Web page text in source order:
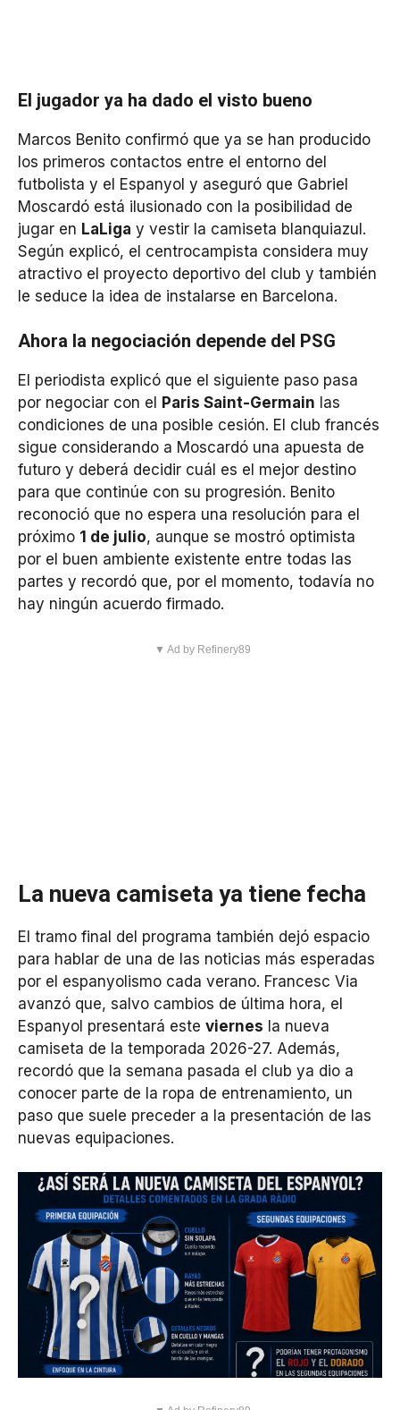
El jugador ya ha dado el visto bueno
Marcos Benito confirmó que ya se han producido
los primeros contactos entre el entorno del
futbolista y el Espanyol y aseguró que Gabriel
Moscardó está ilusionado con la posibilidad de
jugar en LaLiga y vestir la camiseta blanquiazul.
Según explicó, el centrocampista considera muy
atractivo el proyecto deportivo del club y también
le seduce la idea de instalarse en Barcelona.
Ahora la negociación depende del PSG
El periodista explicó que el siguiente paso pasa
por negociar con el
Paris Saint-Germain las
condiciones de una posible cesión. El club francés
sigue considerando a Moscardó una apuesta de
futuro y deberá decidir cuál es el mejor destino
para que continúe con su progresión. Benito
reconoció que no espera una resolución para el
próximo 1 de julio, aunque se mostró optimista
por el buen ambiente existente entre todas las
partes y recordó que, por el momento, todavía no
hay ningún acuerdo firmado.
▼ Ad by Refinery89
La nueva camiseta ya tiene fecha
El tramo final del programa también dejó espacio
para hablar de una de las noticias más esperadas
por el espanyolismo cada verano. Francesc Via
avanzó que, salvo cambios de última hora, el
Espanyol presentará este viernes la nueva
camiseta de la temporada 2026-27. Además,
recordó que la semana pasada el club ya dio a
conocer parte de la ropa de entrenamiento, un
paso que suele preceder a la presentación de las
nuevas equipaciones.